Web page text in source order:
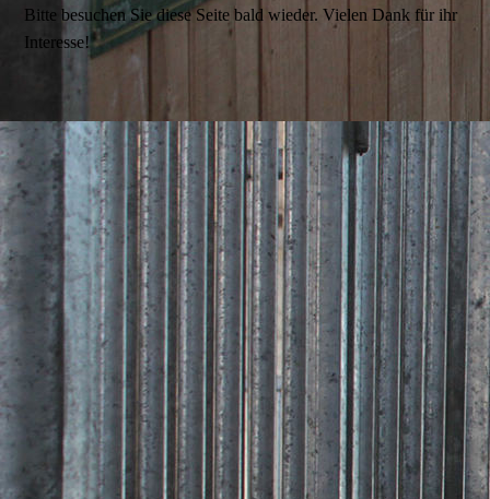
Bitte besuchen Sie diese Seite bald wieder. Vielen Dank für ihr
Interesse!